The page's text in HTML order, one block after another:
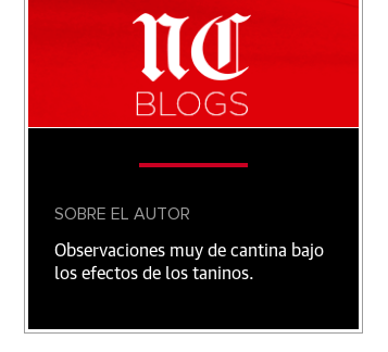
SOBRE EL AUTOR
Observaciones muy de cantina bajo
los efectos de los taninos.